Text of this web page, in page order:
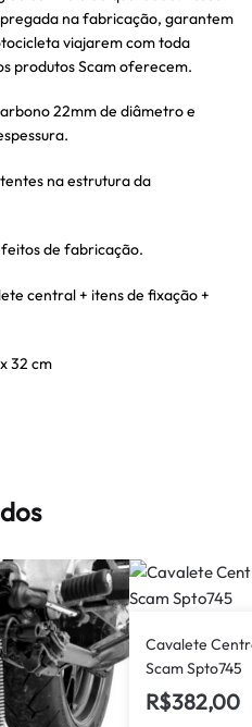
na fabricação, garantem
viajarem com toda
produtos Scam oferecem.
22mm de diâmetro e
na estrutura da
de fabricação.
central + itens de fixação +
32 cm
Cavalete
Scam Spto745
R$382,00